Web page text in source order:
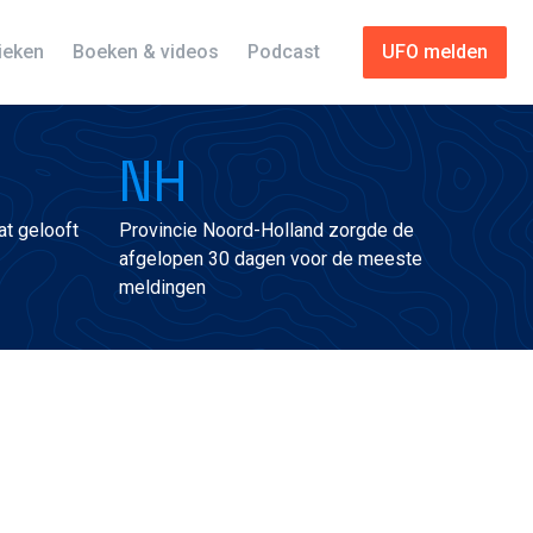
UFO melden
Boeken & videos Podcast
gelooft
NH
Provincie Noord-Holland zorgde de
afgelopen 30 dagen voor de meeste
meldingen